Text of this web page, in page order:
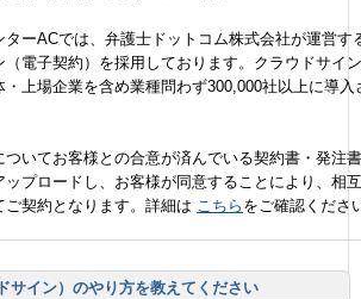
ターACでは、弁護士ドットコム株式会社が運営す
（電子契約）を採用しております。クラウドサイ
・上場企業を含め業種問わず300,000社以上に導入
ついてお客様との合意が済んでいる契約書・発注
ップロードし、お客様が同意することにより、相
ご契約となります。詳細は こちら をご確認くださ
サイン）のやり方を教えてください